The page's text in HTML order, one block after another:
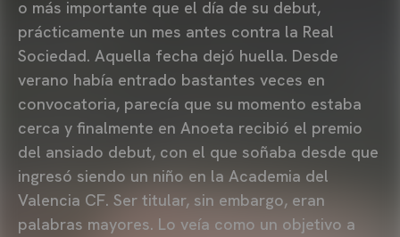
o más importante que el día de su debut,
prácticamente un mes antes contra la Real
Sociedad. Aquella fecha dejó huella. Desde
verano había entrado bastantes veces en
convocatoria, parecía que su momento estaba
cerca y finalmente en Anoeta recibió el premio
del ansiado debut, con el que soñaba desde que
ingresó siendo un niño en la Academia del
Valencia CF. Ser titular, sin embargo, eran
palabras mayores. Lo veía como un objetivo a